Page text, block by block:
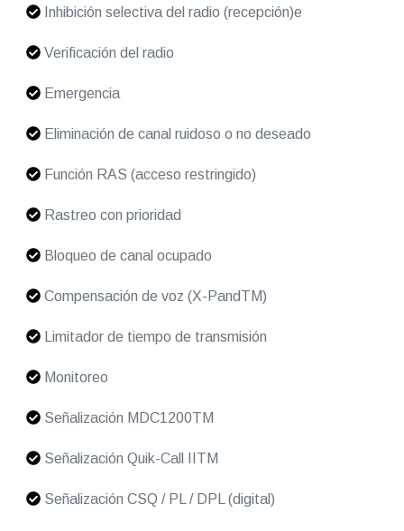
Inhibición selectiva del radio (recepción)e
Verificación del radio
Emergencia
Eliminación de canal ruidoso o no deseado
Función RAS (acceso restringido)
Rastreo con prioridad
Bloqueo de canal ocupado
Compensación de voz (X-PandTM)
Limitador de tiempo de transmisión
Monitoreo
Señalización MDC1200TM
Señalización Quik-Call IITM
Señalización CSQ / PL / DPL (digital)